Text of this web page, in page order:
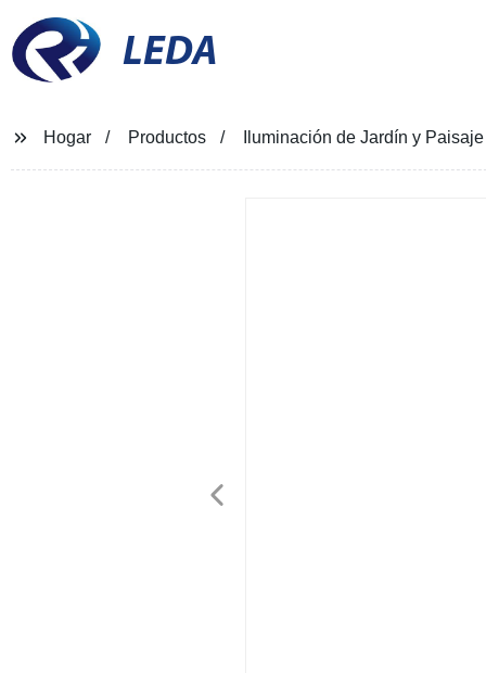
LEDA
Hogar Productos Iluminación de Jardín y